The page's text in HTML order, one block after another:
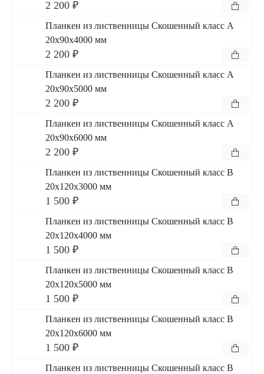
2 200 ₽
Планкен из лиственницы Скошенный класс А
20x90x4000 мм
2 200 ₽
Планкен из лиственницы Скошенный класс А
20x90x5000 мм
2 200 ₽
Планкен из лиственницы Скошенный класс А
20x90x6000 мм
2 200 ₽
Планкен из лиственницы Скошенный класс В
20x120x3000 мм
1 500 ₽
Планкен из лиственницы Скошенный класс В
20x120x4000 мм
1 500 ₽
Планкен из лиственницы Скошенный класс В
20x120x5000 мм
1 500 ₽
Планкен из лиственницы Скошенный класс В
20x120x6000 мм
1 500 ₽
Планкен из лиственницы Скошенный класс В